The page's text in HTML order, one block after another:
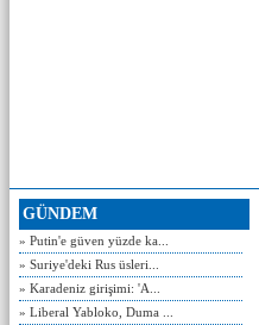
GÜNDEM
» Putin'e güven yüzde ka...
» Suriye'deki Rus üsleri...
» Karadeniz girişimi: 'A...
» Liberal Yabloko, Duma ...